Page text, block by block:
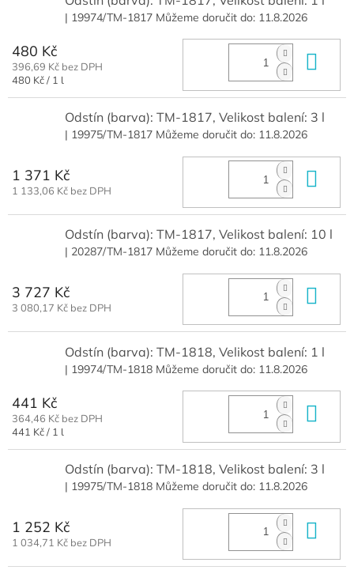
| 19974/TM-1817 Můžeme doručit do: 11.8.2026
480 Kč
396,69 Kč bez DPH
Měrná
480 Kč / 1 l
Odstín (barva): TM-1817, Velikost balení: 3 l
| 19975/TM-1817 Můžeme doručit do: 11.8.2026
1 371 Kč
1 133,06 Kč bez DPH
Odstín (barva): TM-1817, Velikost balení: 10 l
| 20287/TM-1817 Můžeme doručit do: 11.8.2026
3 727 Kč
3 080,17 Kč bez DPH
Odstín (barva): TM-1818, Velikost balení: 1 l
| 19974/TM-1818 Můžeme doručit do: 11.8.2026
441 Kč
364,46 Kč bez DPH
Měrná
441 Kč / 1 l
Odstín (barva): TM-1818, Velikost balení: 3 l
| 19975/TM-1818 Můžeme doručit do: 11.8.2026
1 252 Kč
1 034,71 Kč bez DPH